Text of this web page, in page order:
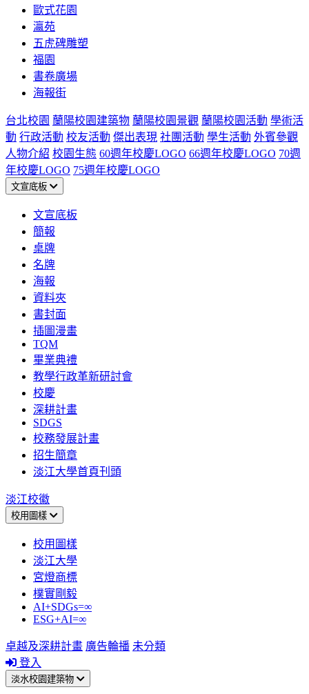
歐式花園
瀛苑
五虎碑雕塑
福園
書卷廣場
海報街
台北校園 蘭陽校園建築物 蘭陽校園景觀 蘭陽校園活動 學術活
動 行政活動 校友活動 傑出表現 社團活動 學生活動 外賓參觀
人物介紹 校園生態 60週年校慶LOGO 66週年校慶LOGO 70週
年校慶LOGO 75週年校慶LOGO
文宣底板
文宣底板
簡報
桌牌
名牌
海報
資料夾
書封面
插圖漫畫
TQM
畢業典禮
教學行政革新研討會
校慶
深耕計畫
SDGS
校務發展計畫
招生簡章
淡江大學首頁刊頭
淡江校徽
校用圖樣
校用圖樣
淡江大學
宮燈商標
樸實剛毅
AI+SDGs=∞
ESG+AI=∞
卓越及深耕計畫 廣告輪播 未分類
登入
淡水校園建築物